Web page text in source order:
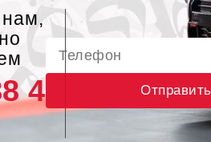
нам,
45 Отправить